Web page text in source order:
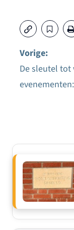
Bericht
Vorige:
De sleutel tot